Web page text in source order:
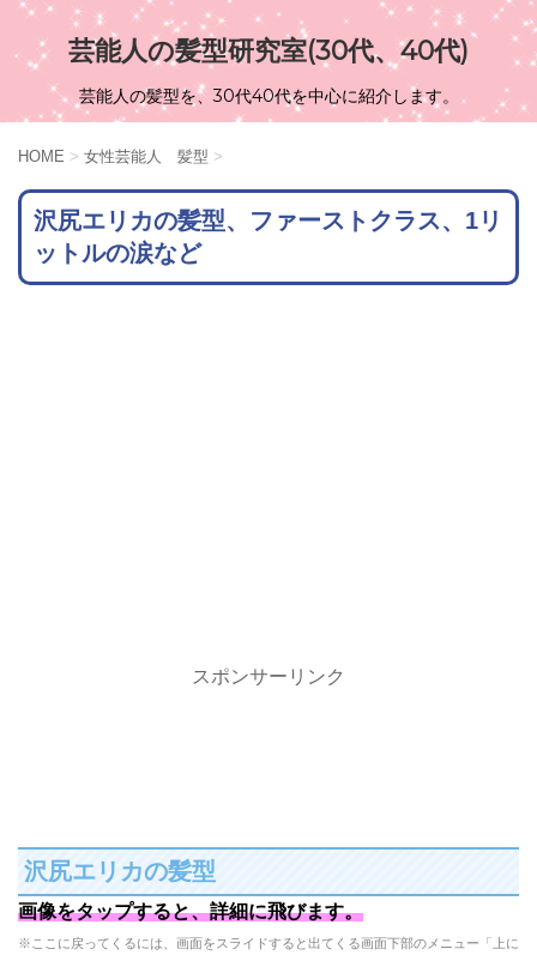
芸能人の髪型研究室(30代、40代)
芸能人の髪型を、30代40代を中心に紹介します。
HOME > 女性芸能人 髪型 >
沢尻エリカの髪型、ファーストクラス、1リ
ットルの涙など
スポンサーリンク
沢尻エリカの髪型
画像をタップすると、詳細に飛びます。
※ここに戻ってくるには、画面をスライドすると出てくる画面下部のメニュー「上に